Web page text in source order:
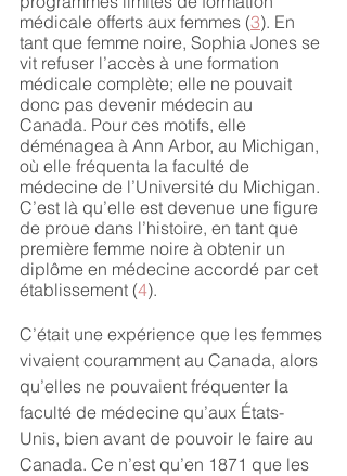
médicale offerts aux femmes (3). En
tant que femme noire, Sophia Jones se
vit refuser l’accès à une formation
médicale complète; elle ne pouvait
donc pas devenir médecin au
Canada. Pour ces motifs, elle
déménagea à Ann Arbor, au Michigan,
où elle fréquenta la faculté de
médecine de l’Université du Michigan.
C’est là qu’elle est devenue une figure
de proue dans l’histoire, en tant que
première femme noire à obtenir un
diplôme en médecine accordé par cet
établissement (4).
C’était une expérience que les femmes
vivaient couramment au Canada, alors
qu’elles ne pouvaient fréquenter la
faculté de médecine qu’aux États-
Unis, bien avant de pouvoir le faire au
Canada. Ce n’est qu’en 1871 que les